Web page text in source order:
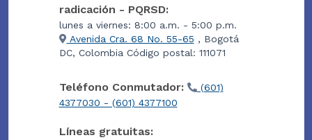
radicación - PQRSD:
lunes a viernes: 8:00 a.m. - 5:00 p.m.
Avenida Cra. 68 No. 55-65 , Bogotá
DC, Colombia Código postal: 111071
Teléfono Conmutador:
(601)
4377030 - (601) 4377100
Líneas gratuitas: